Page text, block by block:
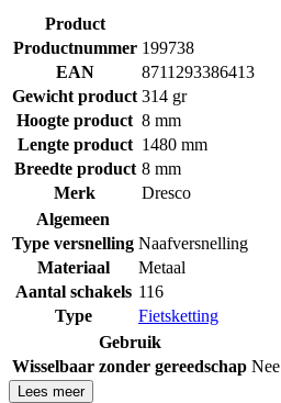
Product
Productnummer 199738
EAN
8711293386413
Gewicht product 314 gr
Hoogte product 8 mm
Lengte product 1480 mm
Breedte product 8 mm
Merk
Dresco
Algemeen
Type versnelling Naafversnelling
Materiaal
Metaal
Aantal schakels 116
Type
Fietsketting
Gebruik
Wisselbaar zonder gereedschap Nee
Lees meer